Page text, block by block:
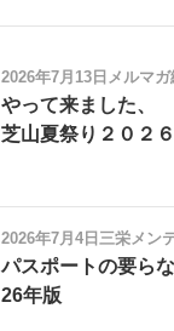
2026年7月13日 メルマ
やって来ました、
芝山夏祭り２０２６
2026年7月4日 三栄メン
パスポートの要ら
26年版